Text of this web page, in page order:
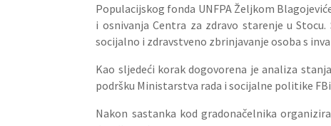
Populacijskog fonda UNFPA Željkom
i osnivanja Centra za zdravo starenje u
socijalno i zdravstveno zbrinjavanje osoba s
Kao sljedeći korak dogovorena je analiza
podršku Ministarstva rada i socijalne politike
Nakon sastanka kod gradonačelnika